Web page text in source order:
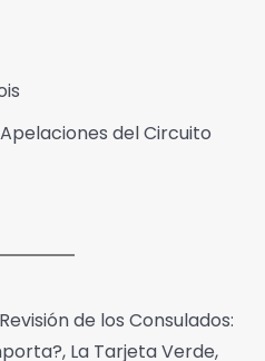
del Circuito
de los Consulados:
La Tarjeta Verde,